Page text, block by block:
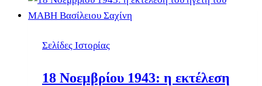
Σελίδες Ιστορίας
18 Νοεμβρίου 1943: η εκτέλεση